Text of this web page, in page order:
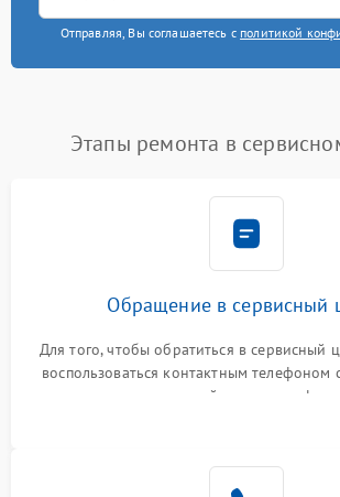
Отправляя, Вы соглашаетесь с политикой
Этапы ремонта в
Обращение в сервисный
Для того, чтобы обратиться в сервисный
воспользоваться контактным телефоном
или оставить свой номер телефона